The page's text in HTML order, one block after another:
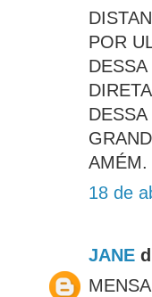
POR
AMÉM.
18 de
JANE